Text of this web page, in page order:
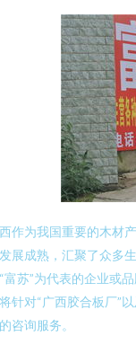
作为我国重要的木材
展成熟，汇聚了众多
富苏”为代表的企业或
针对“广西胶合板厂”
咨询服务。